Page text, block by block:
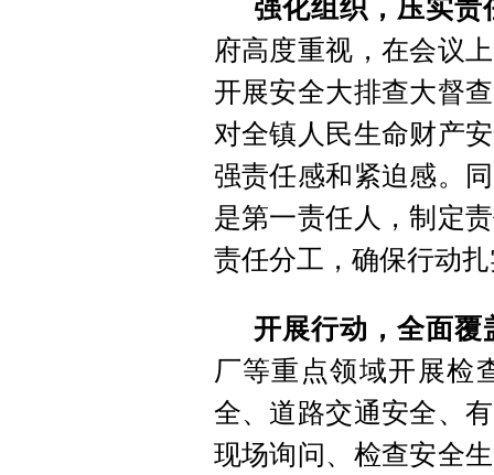
强化组织，压实责
府高度重视，在会议
开展安全大排查大督
对全镇人民生命财产
强责任感和紧迫感。
是第一责任人，制定
责任分工，确保行动
开展行动，全面覆
厂等重点领域开展检
全、道路交通安全、
现场询问、检查安全